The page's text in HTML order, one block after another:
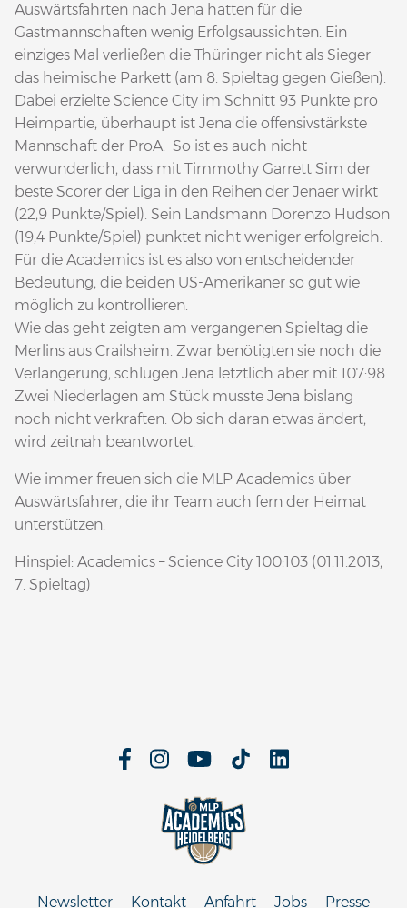
Auswärtsfahrten nach Jena hatten für die
Gastmannschaften wenig Erfolgsaussichten. Ein
einziges Mal verließen die Thüringer nicht als Sieger
das heimische Parkett (am 8. Spieltag gegen Gießen).
Dabei erzielte Science City im Schnitt 93 Punkte pro
Heimpartie, überhaupt ist Jena die offensivstärkste
Mannschaft der ProA. So ist es auch nicht
verwunderlich, dass mit Timmothy Garrett Sim der
beste Scorer der Liga in den Reihen der Jenaer wirkt
(22,9 Punkte/Spiel). Sein Landsmann Dorenzo Hudson
(19,4 Punkte/Spiel) punktet nicht weniger erfolgreich.
Für die Academics ist es also von entscheidender
Bedeutung, die beiden US-Amerikaner so gut wie
möglich zu kontrollieren.
Wie das geht zeigten am vergangenen Spieltag die
Merlins aus Crailsheim. Zwar benötigten sie noch die
Verlängerung, schlugen Jena letztlich aber mit 107:98.
Zwei Niederlagen am Stück musste Jena bislang
noch nicht verkraften. Ob sich daran etwas ändert,
wird zeitnah beantwortet.
Wie immer freuen sich die MLP Academics über
Auswärtsfahrer, die ihr Team auch fern der Heimat
unterstützen.
Hinspiel: Academics – Science City 100:103 (01.11.2013,
7. Spieltag)
Newsletter Kontakt Anfahrt Jobs Presse